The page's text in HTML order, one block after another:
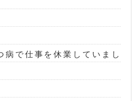
病で仕事を休業していまし